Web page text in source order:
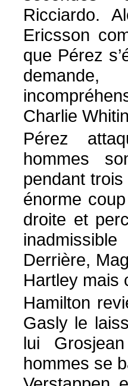
Ricciardo.
Ericsson
que Pérez
Charlie
Pérez
hommes
pendant
énorme
droite et
Derrière,
Hartley mais
Hamilton
Gasly le
lui
hommes se